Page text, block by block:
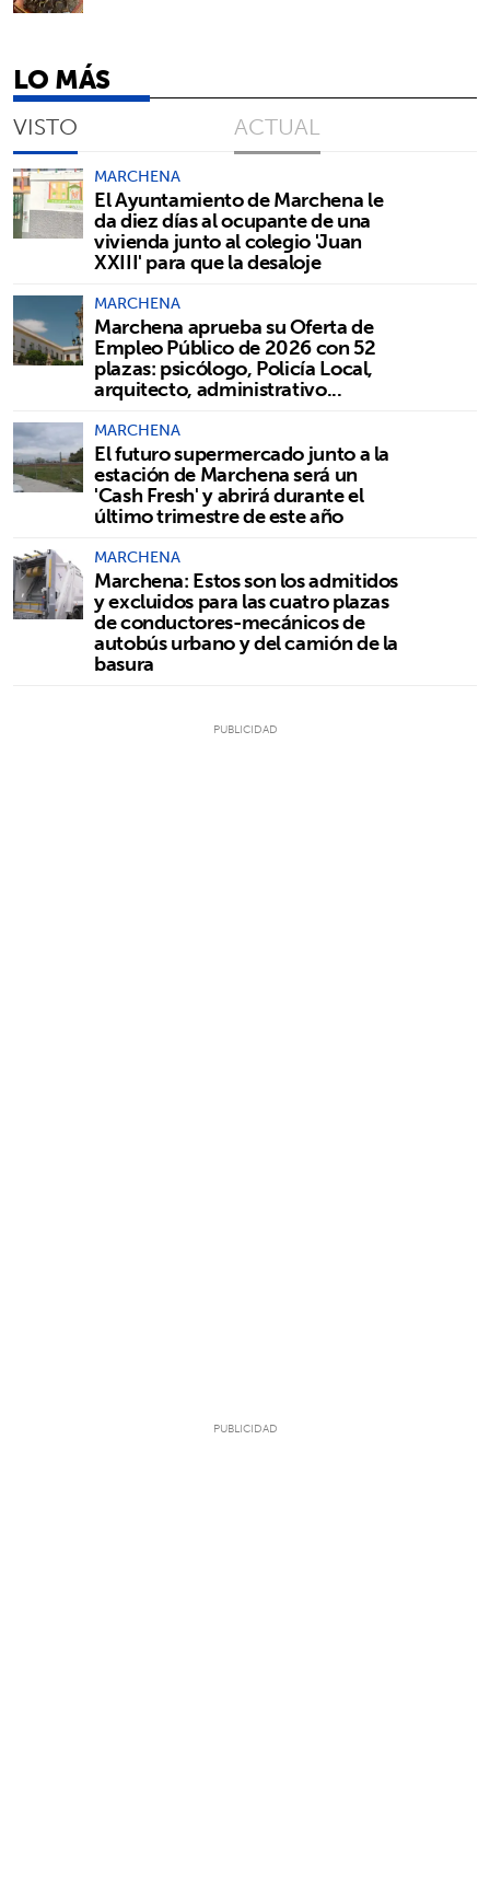
LO MÁS
VISTO ACTUAL
MARCHENA
El Ayuntamiento de Marchena le
da diez días al ocupante de una
vivienda junto al colegio 'Juan
XXIII' para que la desaloje
MARCHENA
Marchena aprueba su Oferta de
Empleo Público de 2026 con 52
plazas: psicólogo, Policía Local,
arquitecto, administrativo...
MARCHENA
El futuro supermercado junto a la
estación de Marchena será un
'Cash Fresh' y abrirá durante el
último trimestre de este año
MARCHENA
Marchena: Estos son los admitidos
y excluidos para las cuatro plazas
de conductores-mecánicos de
autobús urbano y del camión de la
basura